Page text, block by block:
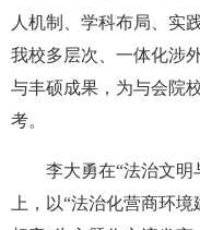
人机制、学科布局、实
我校多层次、一体化涉
与丰硕成果，为与会院
考。
李大勇在“法治文
上，以“法治化营商环